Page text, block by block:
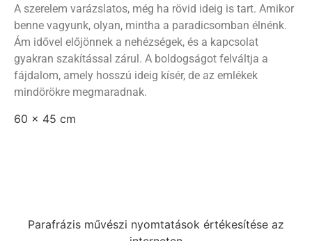
A szerelem varázslatos, még ha rövid ideig is tart. Amikor
benne vagyunk, olyan, mintha a paradicsomban élnénk.
Ám idővel előjönnek a nehézségek, és a kapcsolat
gyakran szakítással zárul. A boldogságot felváltja a
fájdalom, amely hosszú ideig kísér, de az emlékek
mindörökre megmaradnak.
60 x 45 cm
Parafrázis művészi nyomtatások értékesítése az